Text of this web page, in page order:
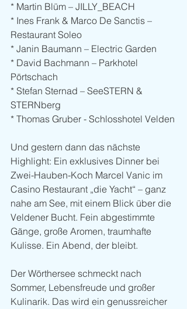
* Martin Blüm – JILLY_BEACH
* Ines Frank & Marco De Sanctis –
Restaurant Soleo
* Janin Baumann – Electric Garden
* David Bachmann – Parkhotel
Pörtschach
* Stefan Sternad – SeeSTERN &
STERNberg
* Thomas Gruber - Schlosshotel Velden
Und gestern dann das nächste
Highlight: Ein exklusives Dinner bei
Zwei-Hauben-Koch Marcel Vanic im
Casino Restaurant „die Yacht“ – ganz
nahe am See, mit einem Blick über die
Veldener Bucht. Fein abgestimmte
Gänge, große Aromen, traumhafte
Kulisse. Ein Abend, der bleibt.
Der Wörthersee schmeckt nach
Sommer, Lebensfreude und großer
Kulinarik. Das wird ein genussreicher